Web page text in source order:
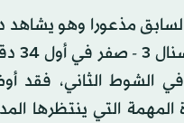
السابق مذعورا وهو يشاهد
الشوط الثاني، فقد
المهمة التي ينتظرها